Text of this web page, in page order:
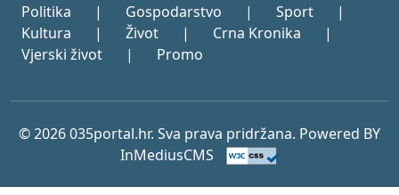
Politika | Gospodarstvo | Sport
|
Kultura
| Život | Crna Kronika
|
Vjerski život
| Promo
© 2026 035portal.hr. Sva prava pridržana. Powered BY
InMediusCMS